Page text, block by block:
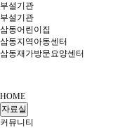
부설기관
부설기관
삼동어린이집
삼동지역아동센터
삼동재가방문요양센터
HOME
자료실
커뮤니티